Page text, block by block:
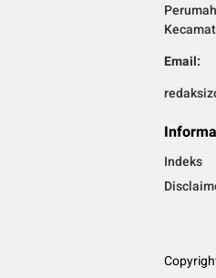
Email:
Indeks